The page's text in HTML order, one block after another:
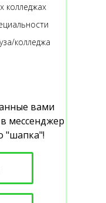
колледжах
колледжа
вами
мессенджер
"шапка"!